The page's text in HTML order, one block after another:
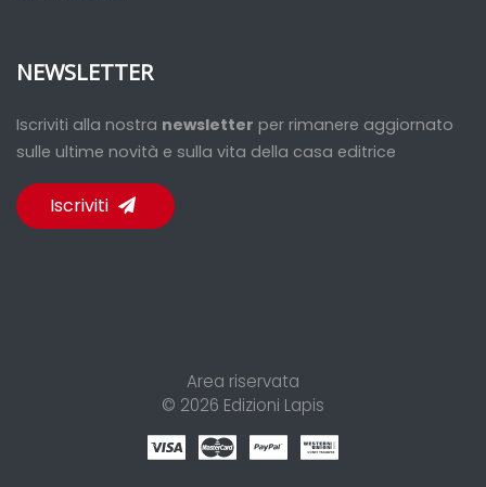
NEWSLETTER
Iscriviti alla nostra newsletter per rimanere aggiornato
sulle ultime novità e sulla vita della casa editrice
Iscriviti
Area riservata
© 2026 Edizioni Lapis